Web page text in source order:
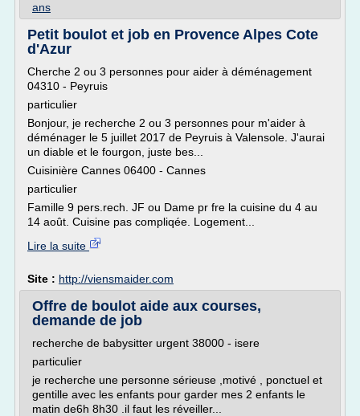
ans
Petit boulot et job en Provence Alpes Cote
d'Azur
Cherche 2 ou 3 personnes pour aider à déménagement
04310 - Peyruis
particulier
Bonjour, je recherche 2 ou 3 personnes pour m'aider à
déménager le 5 juillet 2017 de Peyruis à Valensole. J'aurai
un diable et le fourgon, juste bes...
Cuisinière Cannes 06400 - Cannes
particulier
Famille 9 pers.rech. JF ou Dame pr fre la cuisine du 4 au
14 août. Cuisine pas compliqée. Logement...
Lire la suite
Site : http://viensmaider.com
Offre de boulot aide aux courses,
demande de job
recherche de babysitter urgent 38000 - isere
particulier
je recherche une personne sérieuse ,motivé , ponctuel et
gentille avec les enfants pour garder mes 2 enfants le
matin de6h 8h30 .il faut les réveiller...